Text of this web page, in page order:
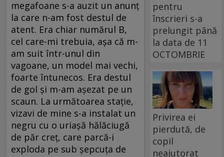
megafoane s-a auzit un anunț
la care n-am fost destul de
atent. Era chiar numărul B,
cel care-mi trebuia, așa că m-
am suit într-unul din
vagoane, un model mai vechi,
foarte întunecos. Era destul
de gol și m-am așezat pe un
scaun. La următoarea stație,
vizavi de mine s-a instalat un
negru cu o uriașă hălăciugă
de păr creț, care parcă-i
exploda pe sub șepcuța de
pentru
înscrieri s-a
prelungit până
la data de 11
OCTOMBRIE
Privirea ei
pierdută, de
copil
neajutorat